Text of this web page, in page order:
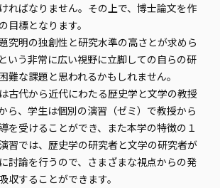
ればなりません。その上で、博士論文を作
目標となります。
究明の独創性と研究水準の高さとが求めら
いう非常に広い視野に立脚しての自らの研
難な課題と思われるかもしれません。
古代から近代にわたる歴史学と文学の教授
ら、学生は個別の演習（ゼミ）で教授から
を受けることができ、また本学の特徴の１
習では、歴史学の研究者と文学の研究者が
討論を行うので、さまざまな視点からの発
収することができます。